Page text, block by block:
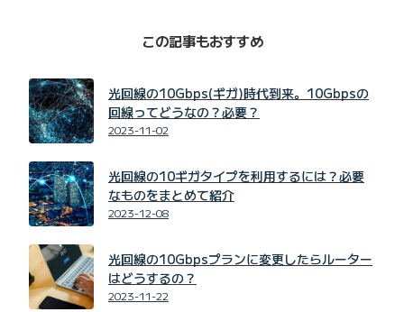
この記事もおすすめ
光回線の10Gbps(ギガ)時代到来。10Gbpsの
回線ってどうなの？必要？
2023-11-02
光回線の10ギガタイプを利用するには？必要
なものをまとめて紹介
2023-12-08
光回線の10Gbpsプランに変更したらルーター
はどうするの？
2023-11-22